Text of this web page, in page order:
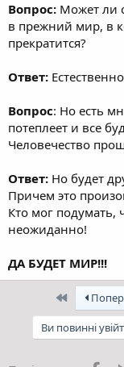
Вопрос: Может ли
в прежний мир, в
прекратится?
Ответ:
Вопрос: Но есть
потеплеет и все
Человечество
Ответ: Но будет
Причем это
Кто мог подумать,
неожиданно!
ДА БУДЕТ МИР!!!
Перший
Ви повинні